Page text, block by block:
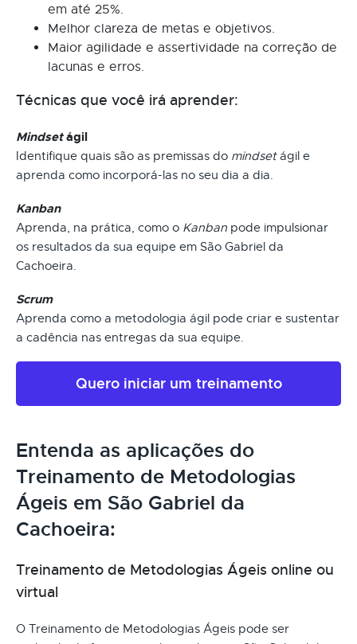
em até 25%.
Melhor clareza de metas e objetivos.
Maior agilidade e assertividade na correção de
lacunas e erros.
Técnicas que você irá aprender:
Mindsetágil
Identifique quais são as premissas do mindsetágil e
aprenda como incorporá-las no seu dia a dia.
Kanban
Aprenda, na prática, como o Kanban pode impulsionar
os resultados da sua equipe em São Gabriel da
Cachoeira.
Scrum
Aprenda como a metodologia ágil pode criar e sustentar
a cadência nas entregas da sua equipe.
Quero iniciar um treinamento
Entenda as aplicações do
Treinamento de Metodologias
Ágeis em São Gabriel da
Cachoeira:
Treinamento de Metodologias Ágeis online ou
virtual
O Treinamento de Metodologias Ágeis pode ser